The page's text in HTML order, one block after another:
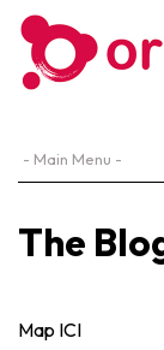
The
Map ICI